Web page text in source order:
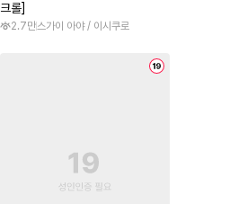
크롤]
2.7만스가이 아야 / 이시쿠로